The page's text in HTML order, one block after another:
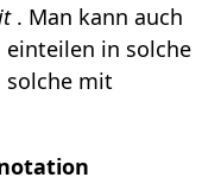
. Man kann auch
einteilen in solche
mit